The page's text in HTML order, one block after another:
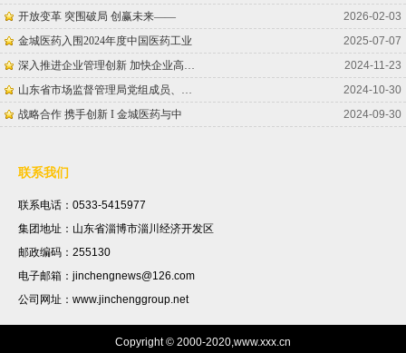
开放变革 突围破局 创赢未来——
2026-02-03
金城医药入围2024年度中国医药工业
2025-07-07
深入推进企业管理创新 加快企业高质量
2024-11-23
山东省市场监督管理局党组成员、省药品
2024-10-30
战略合作 携手创新 I 金城医药与中
2024-09-30
联系我们
联系电话：0533-5415977
集团地址：山东省淄博市淄川经济开发区
邮政编码：255130
电子邮箱：jinchengnews@126.com
公司网址：www.jinchenggroup.net
Copyright © 2000-2020,www.xxx.cn